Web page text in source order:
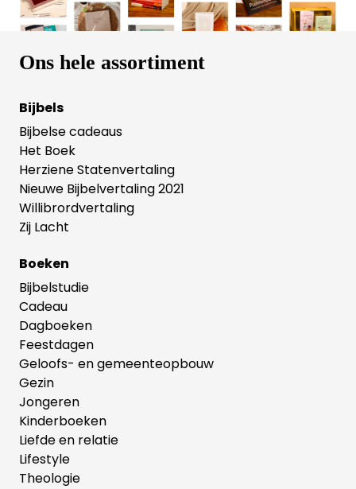
Ons hele assortiment
Bijbels
Bijbelse cadeaus
Het Boek
Herziene Statenvertaling
Nieuwe Bijbelvertaling 2021
Willibrordvertaling
Zij Lacht
Boeken
Bijbelstudie
Cadeau
Dagboeken
Feestdagen
Geloofs- en gemeenteopbouw
Gezin
Jongeren
Kinderboeken
Liefde en relatie
Lifestyle
Theologie